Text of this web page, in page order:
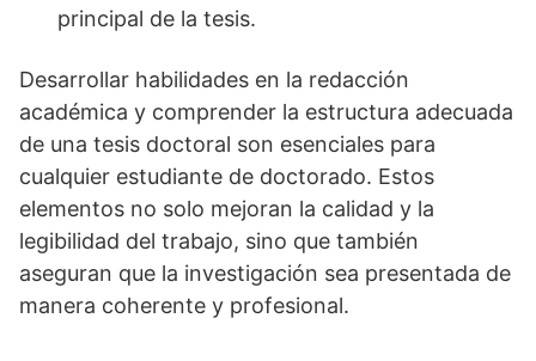
principal de la tesis.
Desarrollar habilidades en la redacción
académica y comprender la estructura adecuada
de una tesis doctoral son esenciales para
cualquier estudiante de doctorado. Estos
elementos no solo mejoran la calidad y la
legibilidad del trabajo, sino que también
aseguran que la investigación sea presentada de
manera coherente y profesional.